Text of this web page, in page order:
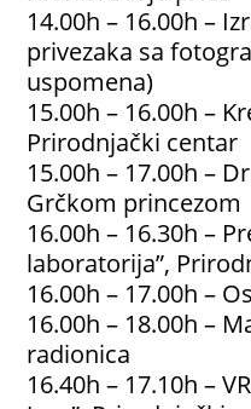
14.00h – 16.00h –
privezaka sa
uspomena)
15.00h – 16.00h –
Prirodnjački centar
15.00h – 17.00h –
Grčkom princezom
16.00h – 16.30h –
laboratorija”,
16.00h – 17.00h –
16.00h – 18.00h –
radionica
16.40h – 17.10h –